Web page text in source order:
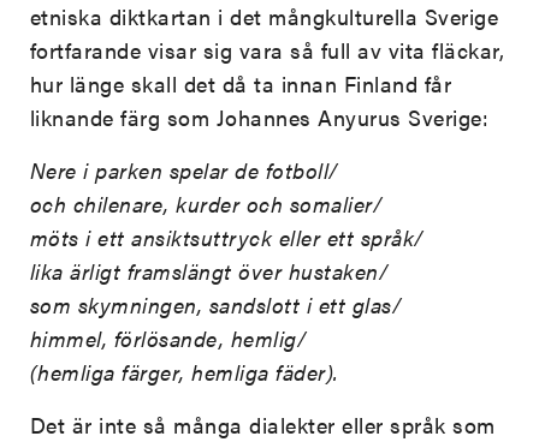
etniska diktkartan i det mångkulturella Sverige
fortfarande visar sig vara så full av vita fläckar,
hur länge skall det då ta innan Finland får
liknande färg som Johannes Anyurus Sverige:
Nere i parken spelar de fotboll/
och chilenare, kurder och somalier/
möts i ett ansiktsuttryck eller ett språk/
lika ärligt framslängt över hustaken/
som skymningen, sandslott i ett glas/
himmel, förlösande, hemlig/
(hemliga färger, hemliga fäder).
Det är inte så många dialekter eller språk som